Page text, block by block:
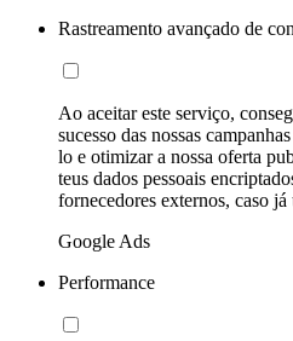
Rastreamento avançado de
Ao aceitar este serviço,
sucesso das nossas
lo e otimizar a nossa oferta
teus dados pessoais
fornecedores externos, caso
Google Ads
Performance